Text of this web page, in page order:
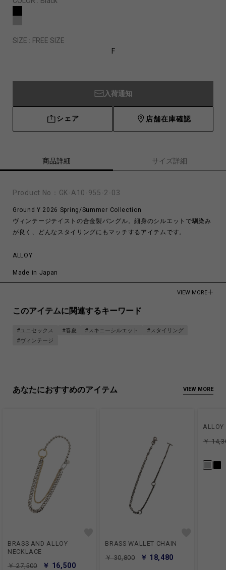
SIZE : FREE SIZE
F
入荷通知
シェア 店舗在庫確認
商品詳細 サイズ詳細
Product No： GK-A10-955-2-03
Ground Y 2026 Spring/Summer Collection
ヴィンテージテイストの合金製バングル。細身のシルエットで馴染み
が良く、どんなスタイリングにもマッチするアイテムです。
ALLOY
Made in Japan
VIEW MORE
このアイテムに関連するキーワード
#ユニセックス #春夏 #スキニーシルエット
#スタイリング
#ヴィンテージ
あなたにおすすめのアイテム VIEW MORE
BRASS AND ALLOY
NECKLACE
￥ 27,500
￥ 16,500
BRASS WALLET CHAIN
￥ 30,800
￥ 18,480
ALLOY
￥